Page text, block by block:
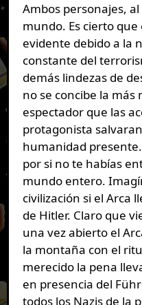
Ambos personajes,
mundo. Es cierto
evidente debido a la
constante del
demás lindezas de
no se concibe la más
espectador que las
protagonista
humanidad
por si no te habías
mundo entero.
civilización si el Arca
de Hitler. Claro que
una vez abierto el
la montaña con el
merecido la pena
en presencia del
todos los Nazis de la